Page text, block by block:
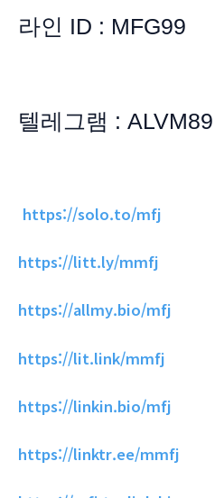
라인 ID : MFG99
텔레그램 : ALVM89
https://solo.to/mfj
https://litt.ly/mmfj
https://allmy.bio/mfj
https://lit.link/mmfj
https://linkin.bio/mfj
https://linktr.ee/mmfj